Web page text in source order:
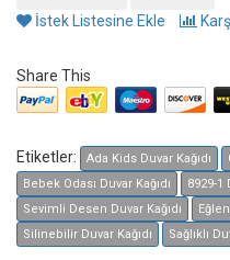
İstek Listesine Ekle
Share This
Etiketler: Ada Kids Duvar Kağıdı
Bebek Odası Duvar Kağıdı
8929-1
Sevimli Desen Duvar Kağıdı
Silinebilir Duvar Kağıdı
Sağlıklı